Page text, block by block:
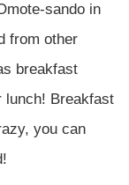
sando in
from other
breakfast
Breakfast
you can